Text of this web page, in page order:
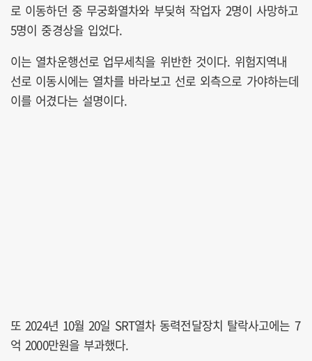
로 이동하던 중 무궁화열차와 부딪혀 작업자 2명이 사망하고
5명이 중경상을 입었다.
이는 열차운행선로 업무세칙을 위반한 것이다. 위험지역내
선로 이동시에는 열차를 바라보고 선로 외측으로 가야하는데
이를 어겼다는 설명이다.
또 2024년 10월 20일 SRT열차 동력전달장치 탈락사고에는 7
억 2000만원을 부과했다.